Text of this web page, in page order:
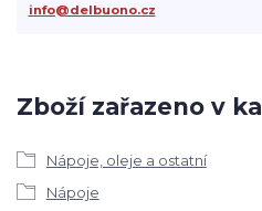
Zboží zařazeno v
Nápoje, oleje a ostatní
Nápoje
info@delbuono.cz